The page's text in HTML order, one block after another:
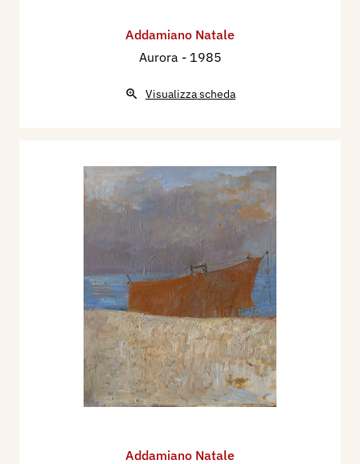
Addamiano Natale
Aurora - 1985
Visualizza scheda
Addamiano Natale